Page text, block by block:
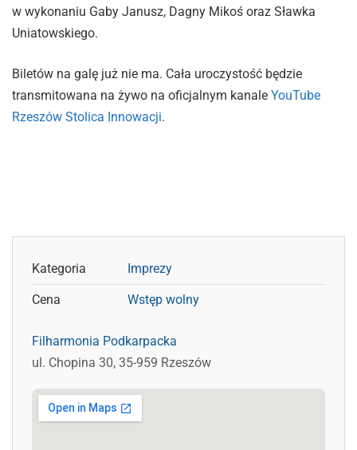
w wykonaniu Gaby Janusz, Dagny Mikoś oraz Sławka
Uniatowskiego.
Biletów na galę już nie ma. Cała uroczystość będzie
transmitowana na żywo na oficjalnym kanale YouTube
Rzeszów Stolica Innowacji.
Kategoria Imprezy
Cena Wstęp wolny
Filharmonia Podkarpacka
ul. Chopina 30, 35-959 Rzeszów